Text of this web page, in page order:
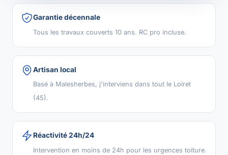
Garantie décennale
Tous les travaux couverts 10 ans. RC pro incluse.
Artisan local
Basé à Malesherbes, j'interviens dans tout le Loiret
(45).
Réactivité 24h/24
Intervention en moins de 24h pour les urgences toiture.